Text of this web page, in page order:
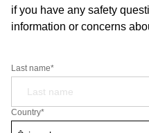
if you have any safety
information or concerns
Last name*
Country*